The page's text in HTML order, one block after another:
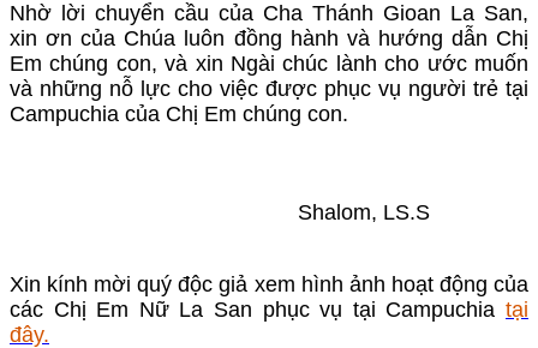
Nhờ lời chuyển cầu của Cha Thánh Gioan La San,
xin ơn của Chúa luôn đồng hành và hướng dẫn Chị
Em chúng con, và xin Ngài chúc lành cho ước muốn
và những nỗ lực cho việc được phục vụ người trẻ tại
Campuchia của Chị Em chúng con.
Shalom, LS.S
Xin kính mời quý độc giả xem hình ảnh hoạt động của
các Chị Em Nữ La San phục vụ tại Campuchia tại
đây.